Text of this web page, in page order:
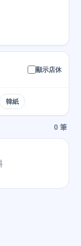
顯示店休
韓紙
0 筆